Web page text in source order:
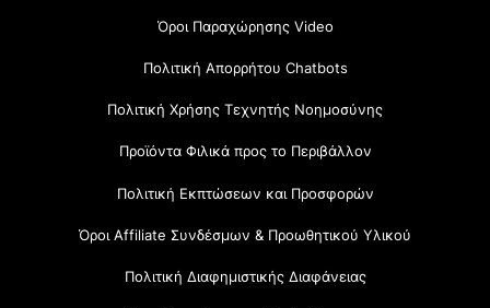
Όροι Παραχώρησης Video
Πολιτική Απορρήτου Chatbots
Πολιτική Χρήσης Τεχνητής Νοημοσύνης
Προϊόντα Φιλικά προς το Περιβάλλον
Πολιτική Εκπτώσεων και Προσφορών
Όροι Affiliate Συνδέσμων & Προωθητικού Υλικού
Πολιτική Διαφημιστικής Διαφάνειας